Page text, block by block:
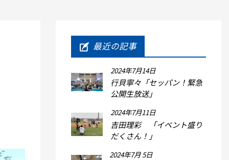
最近の記事
2024年7月14日
行貝寧々「セッパン！緊急
公開生放送」
2024年7月11日
吉田理彩 「イベント盛り
だくさん！」
2024年7月 5日